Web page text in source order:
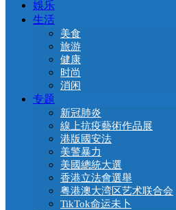
娛乐
生活
美食
旅游
健康
时尚
消闲
专题
新冠肺炎
線上抗疫藝術作品展
港版國安法
美警暴力
美國總統大選
香港立法會選舉
粤港澳大湾区艺术联合会
TikTok命运未卜